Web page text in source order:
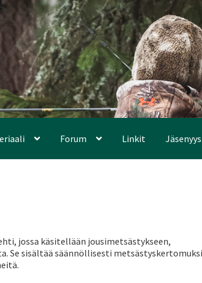
Forum Linkit Jäsenyys
jossa käsitellään jousimetsästykseen,
sisältää säännöllisesti